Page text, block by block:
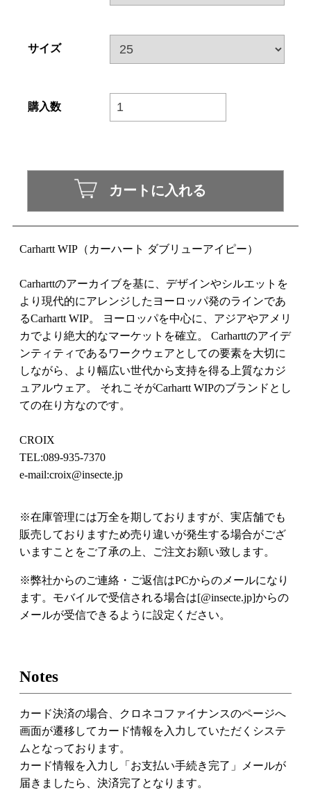
サイズ
購入数
Carhartt WIP（カーハート ダブリューアイピー）
Carharttのアーカイブを基に、デザインやシルエットを
より現代的にアレンジしたヨーロッパ発のラインであ
るCarhartt WIP。 ヨーロッパを中心に、アジアやアメリ
カでより絶大的なマーケットを確立。 Carharttのアイデ
ンティティであるワークウェアとしての要素を大切に
しながら、より幅広い世代から支持を得る上質なカジ
ュアルウェア。 それこそがCarhartt WIPのブランドとし
ての在り方なのです。
CROIX
TEL:089-935-7370
e-mail:croix@insecte.jp
※在庫管理には万全を期しておりますが、実店舗でも
販売しておりますため売り違いが発生する場合がござ
いますことをご了承の上、ご注文お願い致します。
※弊社からのご連絡・ご返信はPCからのメールになり
ます。モバイルで受信される場合は[@insecte.jp]からの
メールが受信できるように設定ください。
Notes
カード決済の場合、クロネコファイナンスのページへ
画面が遷移してカード情報を入力していただくシステ
ムとなっております。
カード情報を入力し「お支払い手続き完了」メールが
届きましたら、決済完了となります。